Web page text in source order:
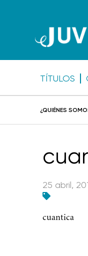
TÍTULOS
¿QUIÉNES
25 abril,
cuantica